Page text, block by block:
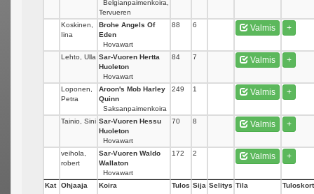
Belgianpaimenkoira,
Tervueren
Koskinen,
Iina
Brohe Angels Of
Eden
Hovawart
88 6 Valmis +
Lehto, Ulla Sar-Vuoren Hertta
Huoleton
Hovawart
84 7 Valmis +
Loponen,
Petra
Aroon's Mob Harley
Quinn
Saksanpaimenkoira
249 1 Valmis +
Tainio, Sini Sar-Vuoren Hessu
Huoleton
Hovawart
70 8 Valmis +
veihola,
robert
Sar-Vuoren Waldo
Wallaton
Hovawart
172 2 Valmis +
Kat
Ohjaaja Koira Tulos Sija Selitys Tila